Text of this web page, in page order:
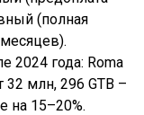
(полная
2024 года: Roma
32 млн, 296 GTB –
на 15–20%.